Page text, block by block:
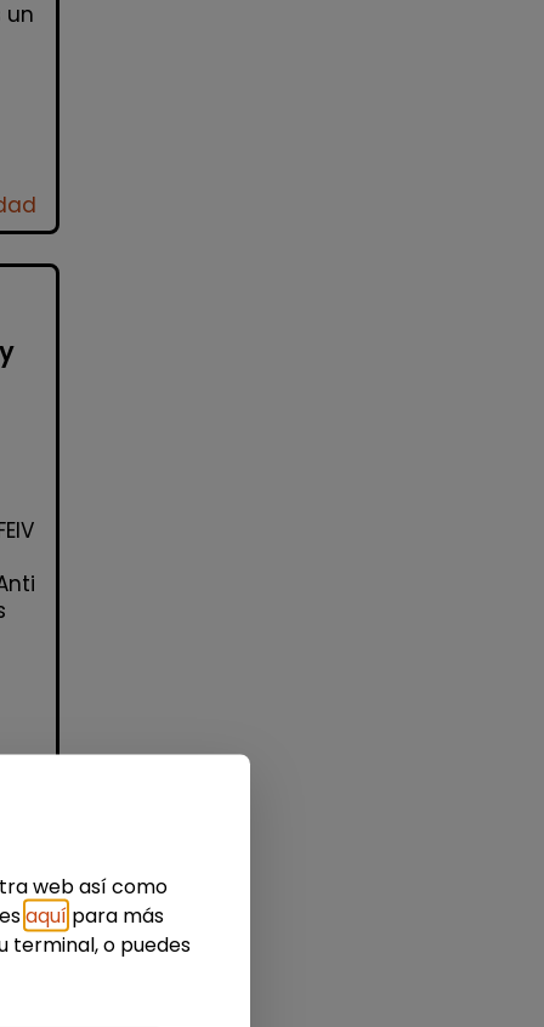
un
web así como
aquí para más
terminal, o puedes